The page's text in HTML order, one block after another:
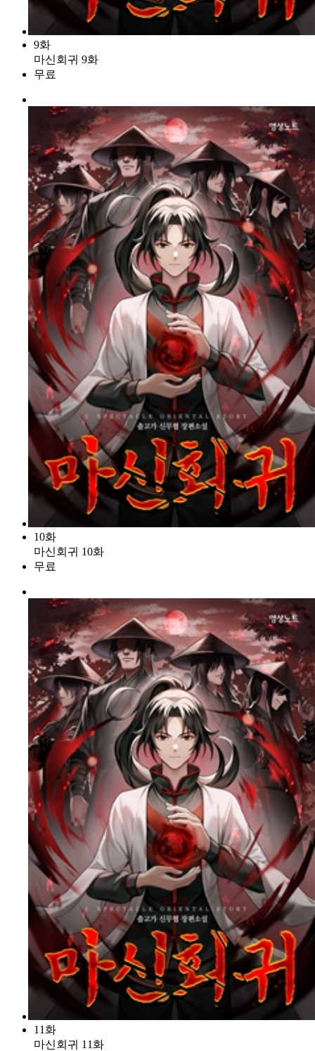
9화
마신회귀 9화
무료
10화
마신회귀 10화
무료
11화
마신회귀 11화